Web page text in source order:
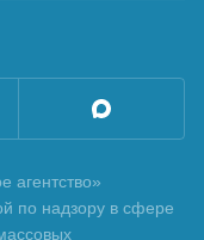
агентство»
по надзору в сфере